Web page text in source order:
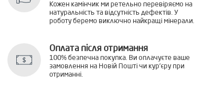
Кожен камінчик ми ретельно перевіряємо на
натуральність та відсутність дефектів. У
роботу беремо виключно найкращі мінерали.
Оплата після отримання
100% безпечна покупка. Ви оплачуєте ваше
замовлення на Новій Пошті чи кур'єру при
отриманні.